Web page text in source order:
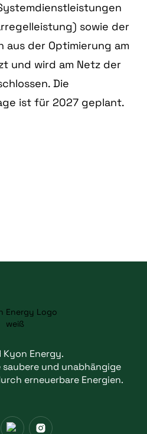
sowie der
aus der Optimierung am
und wird am Netz der
Die
ist für 2027 geplant.
Kyon Energy.
und unabhängige
erneuerbare Energien.